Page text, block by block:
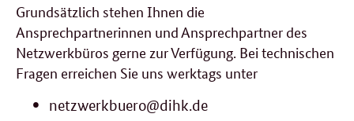
Grundsätzlich stehen Ihnen die
Ansprechpartnerinnen und Ansprechpartner des
Netzwerkbüros gerne zur Verfügung. Bei technischen
Fragen erreichen Sie uns werktags unter
netzwerkbuero@dihk.de